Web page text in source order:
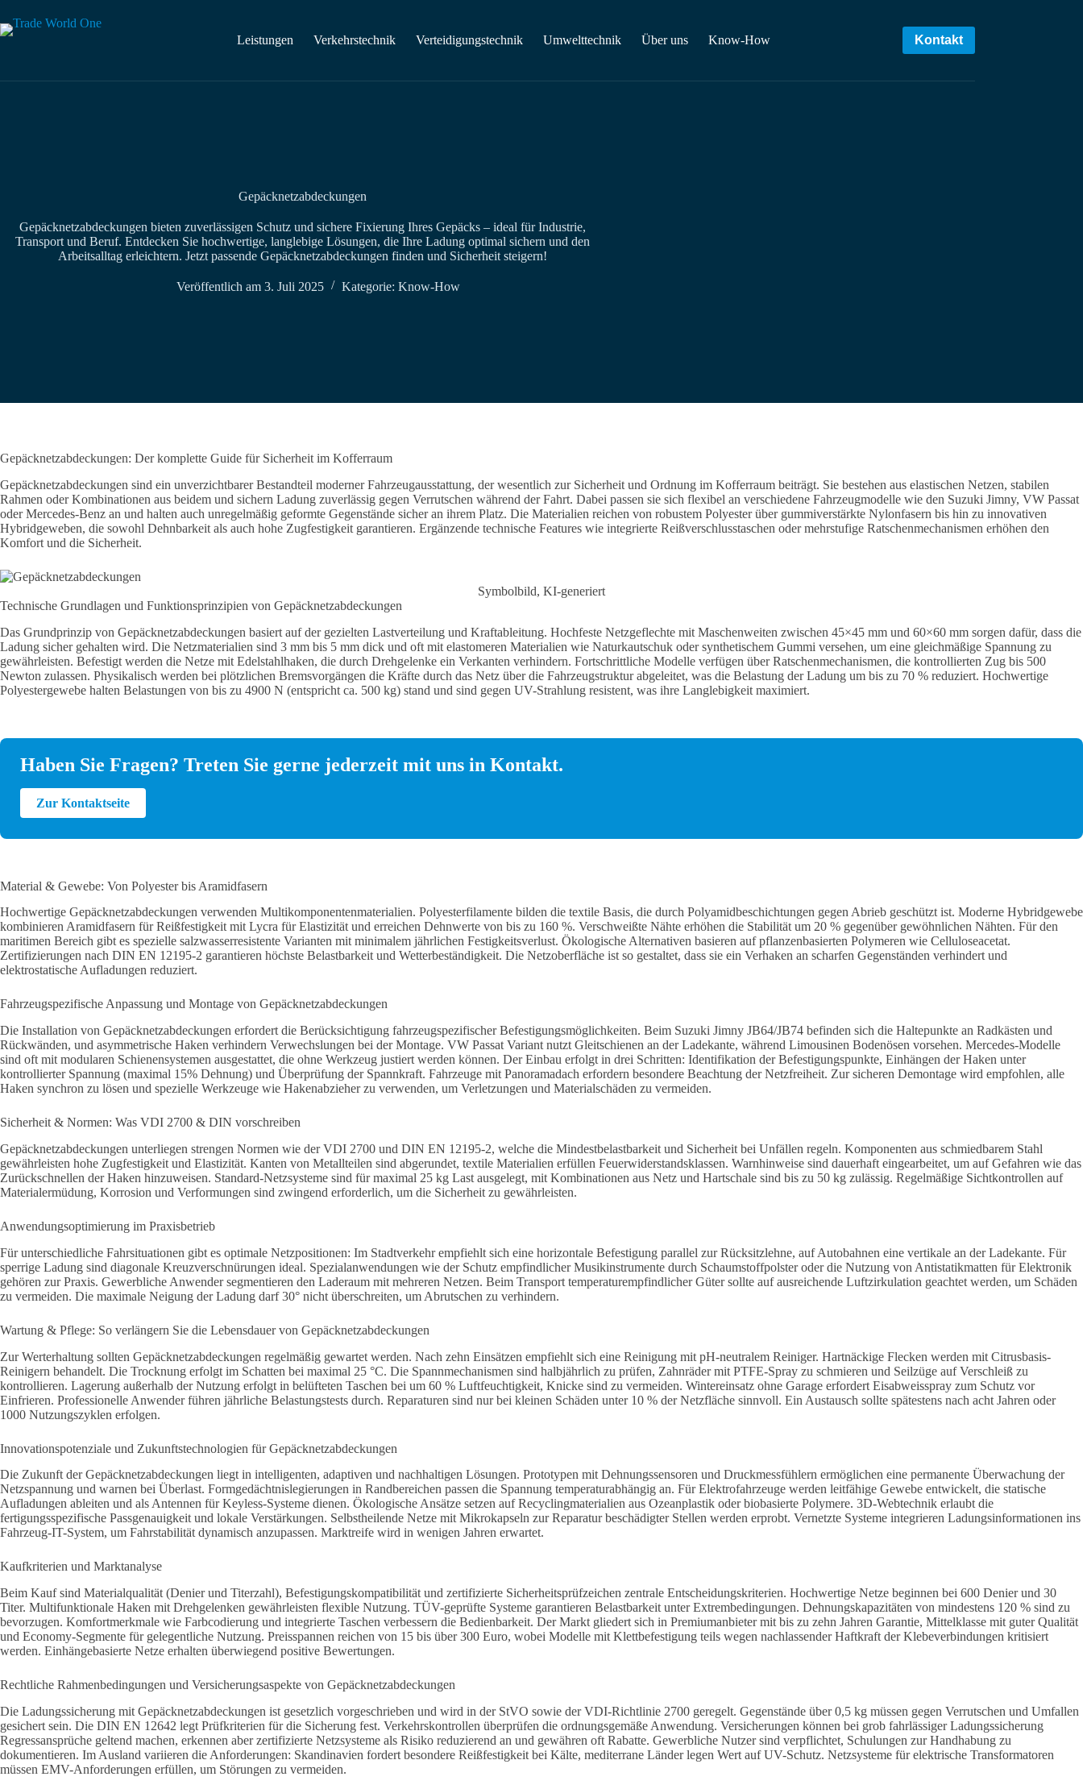
Inhalt
springen
Leistungen Verkehrstechnik Verteidigungstechnik Umwelttechnik Über uns Know-How Kontakt
Gepäck­netz­ab­deckungen
Gepäcknetzabdeckungen bieten zuverlässigen Schutz und sichere Fixierung Ihres Gepäcks – ideal für Industrie,
Transport und Beruf. Entdecken Sie hochwertige, langlebige Lösungen, die Ihre Ladung optimal sichern und den
Arbeitsalltag erleichtern. Jetzt passende Gepäcknetzabdeckungen finden und Sicherheit steigern!
Veröffentlich am 3. Juli 2025 Kategorie: Know-How
Gepäcknetzabdeckungen: Der komplette Guide für Sicherheit im Kofferraum
Gepäcknetzabdeckungen sind ein unverzichtbarer Bestandteil moderner Fahrzeugausstattung, der wesentlich zur Sicherheit und Ordnung im Kofferraum beiträgt. Sie bestehen aus elastischen Netzen, stabilen
Rahmen oder Kombinationen aus beidem und sichern Ladung zuverlässig gegen Verrutschen während der Fahrt. Dabei passen sie sich flexibel an verschiedene Fahrzeugmodelle wie den Suzuki Jimny, VW Passat
oder Mercedes-Benz an und halten auch unregelmäßig geformte Gegenstände sicher an ihrem Platz. Die Materialien reichen von robustem Polyester über gummiverstärkte Nylonfasern bis hin zu innovativen
Hybridgeweben, die sowohl Dehnbarkeit als auch hohe Zugfestigkeit garantieren. Ergänzende technische Features wie integrierte Reißverschlusstaschen oder mehrstufige Ratschenmechanismen erhöhen den
Komfort und die Sicherheit.
Symbolbild, KI-generiert
Technische Grundlagen und Funktionsprinzipien von Gepäcknetzabdeckungen
Das Grundprinzip von Gepäcknetzabdeckungen basiert auf der gezielten Lastverteilung und Kraftableitung. Hochfeste Netzgeflechte mit Maschenweiten zwischen 45×45 mm und 60×60 mm sorgen dafür, dass die
Ladung sicher gehalten wird. Die Netzmaterialien sind 3 mm bis 5 mm dick und oft mit elastomeren Materialien wie Naturkautschuk oder synthetischem Gummi versehen, um eine gleichmäßige Spannung zu
gewährleisten. Befestigt werden die Netze mit Edelstahlhaken, die durch Drehgelenke ein Verkanten verhindern. Fortschrittliche Modelle verfügen über Ratschenmechanismen, die kontrollierten Zug bis 500
Newton zulassen. Physikalisch werden bei plötzlichen Bremsvorgängen die Kräfte durch das Netz über die Fahrzeugstruktur abgeleitet, was die Belastung der Ladung um bis zu 70 % reduziert. Hochwertige
Polyestergewebe halten Belastungen von bis zu 4900 N (entspricht ca. 500 kg) stand und sind gegen UV-Strahlung resistent, was ihre Langlebigkeit maximiert.
Haben Sie Fragen? Treten Sie gerne jederzeit mit uns in Kontakt.
Zur Kontaktseite
Material & Gewebe: Von Polyester bis Aramidfasern
Hochwertige Gepäcknetzabdeckungen verwenden Multikomponentenmaterialien. Polyesterfilamente bilden die textile Basis, die durch Polyamidbeschichtungen gegen Abrieb geschützt ist. Moderne Hybridgewebe
kombinieren Aramidfasern für Reißfestigkeit mit Lycra für Elastizität und erreichen Dehnwerte von bis zu 160 %. Verschweißte Nähte erhöhen die Stabilität um 20 % gegenüber gewöhnlichen Nähten. Für den
maritimen Bereich gibt es spezielle salzwasserresistente Varianten mit minimalem jährlichen Festigkeitsverlust. Ökologische Alternativen basieren auf pflanzenbasierten Polymeren wie Celluloseacetat.
Zertifizierungen nach DIN EN 12195-2 garantieren höchste Belastbarkeit und Wetterbeständigkeit. Die Netzoberfläche ist so gestaltet, dass sie ein Verhaken an scharfen Gegenständen verhindert und
elektrostatische Aufladungen reduziert.
Fahrzeugspezifische Anpassung und Montage von Gepäcknetzabdeckungen
Die Installation von Gepäcknetzabdeckungen erfordert die Berücksichtigung fahrzeugspezifischer Befestigungsmöglichkeiten. Beim Suzuki Jimny JB64/JB74 befinden sich die Haltepunkte an Radkästen und
Rückwänden, und asymmetrische Haken verhindern Verwechslungen bei der Montage. VW Passat Variant nutzt Gleitschienen an der Ladekante, während Limousinen Bodenösen vorsehen. Mercedes-Modelle
sind oft mit modularen Schienensystemen ausgestattet, die ohne Werkzeug justiert werden können. Der Einbau erfolgt in drei Schritten: Identifikation der Befestigungspunkte, Einhängen der Haken unter
kontrollierter Spannung (maximal 15% Dehnung) und Überprüfung der Spannkraft. Fahrzeuge mit Panoramadach erfordern besondere Beachtung der Netzfreiheit. Zur sicheren Demontage wird empfohlen, alle
Haken synchron zu lösen und spezielle Werkzeuge wie Hakenabzieher zu verwenden, um Verletzungen und Materialschäden zu vermeiden.
Sicherheit & Normen: Was VDI 2700 & DIN vorschreiben
Gepäcknetzabdeckungen unterliegen strengen Normen wie der VDI 2700 und DIN EN 12195-2, welche die Mindestbelastbarkeit und Sicherheit bei Unfällen regeln. Komponenten aus schmiedbarem Stahl
gewährleisten hohe Zugfestigkeit und Elastizität. Kanten von Metallteilen sind abgerundet, textile Materialien erfüllen Feuerwiderstandsklassen. Warnhinweise sind dauerhaft eingearbeitet, um auf Gefahren wie das
Zurückschnellen der Haken hinzuweisen. Standard-Netzsysteme sind für maximal 25 kg Last ausgelegt, mit Kombinationen aus Netz und Hartschale sind bis zu 50 kg zulässig. Regelmäßige Sichtkontrollen auf
Materialermüdung, Korrosion und Verformungen sind zwingend erforderlich, um die Sicherheit zu gewährleisten.
Anwendungsoptimierung im Praxisbetrieb
Für unterschiedliche Fahrsituationen gibt es optimale Netzpositionen: Im Stadtverkehr empfiehlt sich eine horizontale Befestigung parallel zur Rücksitzlehne, auf Autobahnen eine vertikale an der Ladekante. Für
sperrige Ladung sind diagonale Kreuzverschnürungen ideal. Spezialanwendungen wie der Schutz empfindlicher Musikinstrumente durch Schaumstoffpolster oder die Nutzung von Antistatikmatten für Elektronik
gehören zur Praxis. Gewerbliche Anwender segmentieren den Laderaum mit mehreren Netzen. Beim Transport temperaturempfindlicher Güter sollte auf ausreichende Luftzirkulation geachtet werden, um Schäden
zu vermeiden. Die maximale Neigung der Ladung darf 30° nicht überschreiten, um Abrutschen zu verhindern.
Wartung & Pflege: So verlängern Sie die Lebensdauer von Gepäcknetzabdeckungen
Zur Werterhaltung sollten Gepäcknetzabdeckungen regelmäßig gewartet werden. Nach zehn Einsätzen empfiehlt sich eine Reinigung mit pH-neutralem Reiniger. Hartnäckige Flecken werden mit Citrusbasis-
Reinigern behandelt. Die Trocknung erfolgt im Schatten bei maximal 25 °C. Die Spannmechanismen sind halbjährlich zu prüfen, Zahnräder mit PTFE-Spray zu schmieren und Seilzüge auf Verschleiß zu
kontrollieren. Lagerung außerhalb der Nutzung erfolgt in belüfteten Taschen bei um 60 % Luftfeuchtigkeit, Knicke sind zu vermeiden. Wintereinsatz ohne Garage erfordert Eisabweisspray zum Schutz vor
Einfrieren. Professionelle Anwender führen jährliche Belastungstests durch. Reparaturen sind nur bei kleinen Schäden unter 10 % der Netzfläche sinnvoll. Ein Austausch sollte spätestens nach acht Jahren oder
1000 Nutzungszyklen erfolgen.
Innovationspotenziale und Zukunftstechnologien für Gepäcknetzabdeckungen
Die Zukunft der Gepäcknetzabdeckungen liegt in intelligenten, adaptiven und nachhaltigen Lösungen. Prototypen mit Dehnungssensoren und Druckmessfühlern ermöglichen eine permanente Überwachung der
Netzspannung und warnen bei Überlast. Formgedächtnislegierungen in Randbereichen passen die Spannung temperaturabhängig an. Für Elektrofahrzeuge werden leitfähige Gewebe entwickelt, die statische
Aufladungen ableiten und als Antennen für Keyless-Systeme dienen. Ökologische Ansätze setzen auf Recyclingmaterialien aus Ozeanplastik oder biobasierte Polymere. 3D-Webtechnik erlaubt die
fertigungsspezifische Passgenauigkeit und lokale Verstärkungen. Selbstheilende Netze mit Mikrokapseln zur Reparatur beschädigter Stellen werden erprobt. Vernetzte Systeme integrieren Ladungsinformationen ins
Fahrzeug-IT-System, um Fahrstabilität dynamisch anzupassen. Marktreife wird in wenigen Jahren erwartet.
Kaufkriterien und Marktanalyse
Beim Kauf sind Materialqualität (Denier und Titerzahl), Befestigungskompatibilität und zertifizierte Sicherheitsprüfzeichen zentrale Entscheidungskriterien. Hochwertige Netze beginnen bei 600 Denier und 30
Titer. Multifunktionale Haken mit Drehgelenken gewährleisten flexible Nutzung. TÜV-geprüfte Systeme garantieren Belastbarkeit unter Extrembedingungen. Dehnungskapazitäten von mindestens 120 % sind zu
bevorzugen. Komfortmerkmale wie Farbcodierung und integrierte Taschen verbessern die Bedienbarkeit. Der Markt gliedert sich in Premiumanbieter mit bis zu zehn Jahren Garantie, Mittelklasse mit guter Qualität
und Economy-Segmente für gelegentliche Nutzung. Preisspannen reichen von 15 bis über 300 Euro, wobei Modelle mit Klettbefestigung teils wegen nachlassender Haftkraft der Klebeverbindungen kritisiert
werden. Einhängebasierte Netze erhalten überwiegend positive Bewertungen.
Rechtliche Rahmenbedingungen und Versicherungsaspekte von Gepäcknetzabdeckungen
Die Ladungssicherung mit Gepäcknetzabdeckungen ist gesetzlich vorgeschrieben und wird in der StVO sowie der VDI-Richtlinie 2700 geregelt. Gegenstände über 0,5 kg müssen gegen Verrutschen und Umfallen
gesichert sein. Die DIN EN 12642 legt Prüfkriterien für die Sicherung fest. Verkehrskontrollen überprüfen die ordnungsgemäße Anwendung. Versicherungen können bei grob fahrlässiger Ladungssicherung
Regressansprüche geltend machen, erkennen aber zertifizierte Netzsysteme als Risiko reduzierend an und gewähren oft Rabatte. Gewerbliche Nutzer sind verpflichtet, Schulungen zur Handhabung zu
dokumentieren. Im Ausland variieren die Anforderungen: Skandinavien fordert besondere Reißfestigkeit bei Kälte, mediterrane Länder legen Wert auf UV-Schutz. Netzsysteme für elektrische Transformatoren
müssen EMV-Anforderungen erfüllen, um Störungen zu vermeiden.